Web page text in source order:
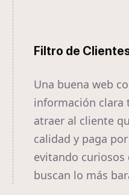
Filtro de
Una buena web
información clara
atraer al cliente
calidad y paga
evitando curiosos
buscan lo más